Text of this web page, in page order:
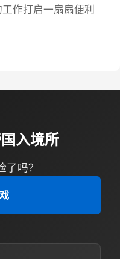
作打启一扇扇便利
入境所
吗？